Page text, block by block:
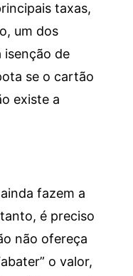
taxas,
um dos
isenção de
se o cartão
existe a
fazem a
é preciso
não ofereça
o valor,